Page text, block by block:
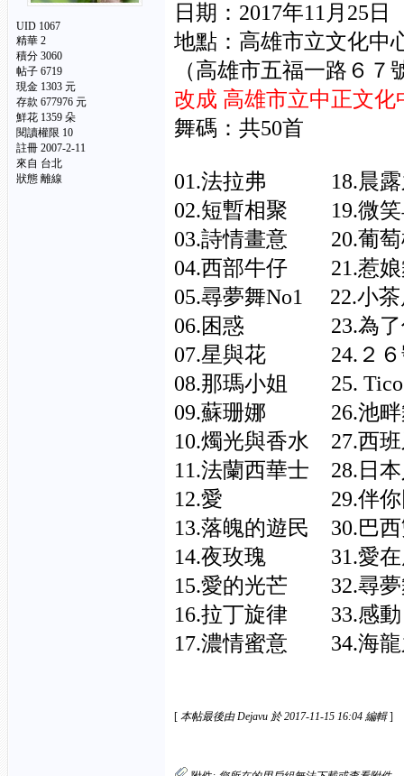
UID 1067
精華 2
積分 3060
帖子 6719
現金 1303 元
存款 677976 元
鮮花 1359 朵
閱讀權限 10
註冊 2007-2-11
來自 台北
狀態 離線
日期：2017年11月25日
地點：高雄市立文化中
（高雄市五福一路６７
改成 高雄市立中正文
舞碼：共50首
01.法拉弗 18.晨
02.短暫相聚 19.
03.詩情畫意 20.葡
04.西部牛仔 21.
05.尋夢舞No1
06.困惑 23.為
07.星與花 24.２
08.那瑪小姐 25.
09.蘇珊娜 26.池
10.燭光與香水 27.
11.法蘭西華士 28.日
12.愛 29.伴你
13.落魄的遊民 30.
14.夜玫瑰 31.愛在
15.愛的光芒 32.尋
16.拉丁旋律
17.濃情蜜意 34.海龍
[本帖最後由 Dejavu 於 2017-11-15 16:04 編輯]